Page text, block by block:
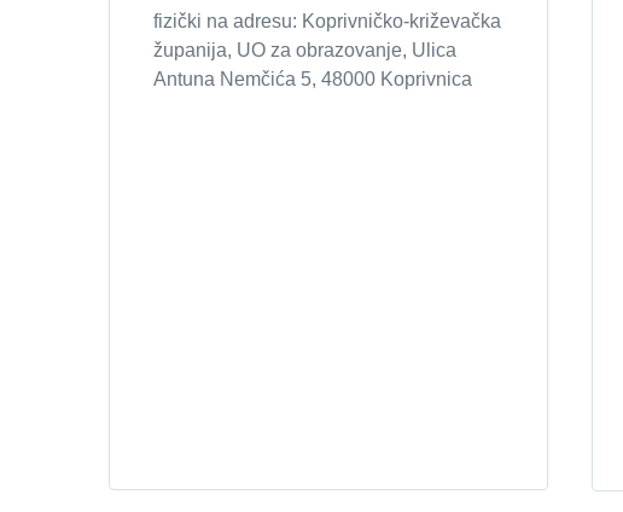
fizički na adresu: Koprivničko-križevačka
županija, UO za obrazovanje, Ulica
Antuna Nemčića 5, 48000 Koprivnica